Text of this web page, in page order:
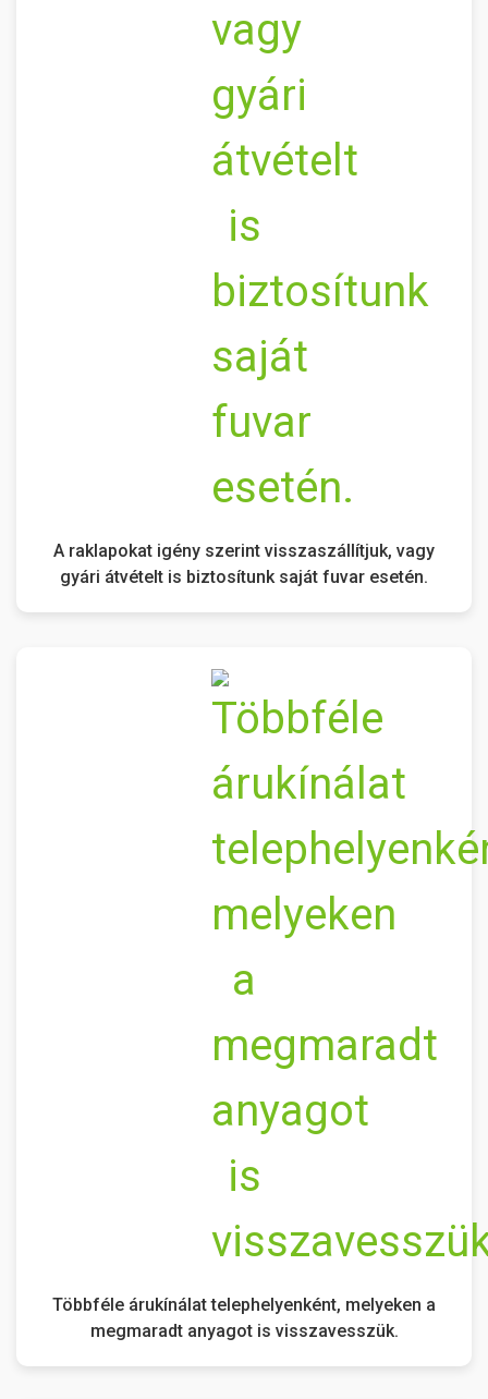
A raklapokat igény szerint visszaszállítjuk, vagy
gyári átvételt is biztosítunk saját fuvar esetén.
Többféle árukínálat telephelyenként, melyeken a
megmaradt anyagot is visszavesszük.